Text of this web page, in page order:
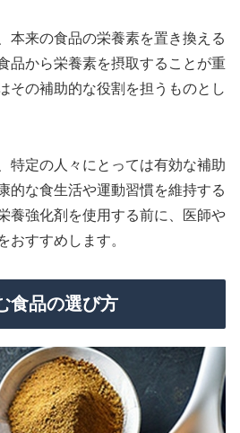
本来の食品の栄養素を置き換える
品から栄養素を摂取することが重
その補助的な役割を担うものとし
特定の人々にとっては有効な補助
的な食生活や運動習慣を維持する
養強化剤を使用する前に、医師や
おすすめします。
食品の選び方